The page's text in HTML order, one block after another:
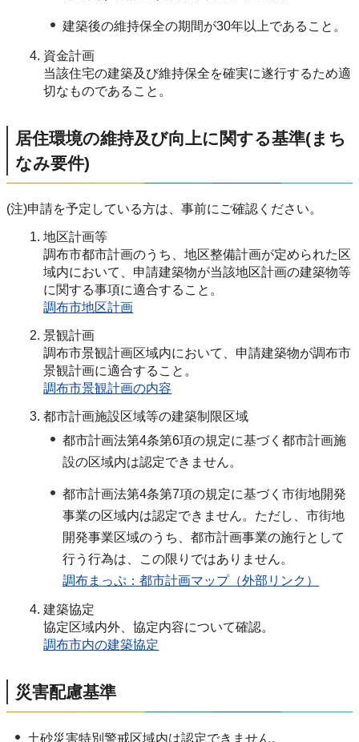
建築後の維持保全の期間が30年以上であること。
資金計画
当該住宅の建築及び維持保全を確実に遂行するため適
切なものであること。
居住環境の維持及び向上に関する基準(まち
なみ要件)
(注)申請を予定している方は、事前にご確認ください。
地区計画等
調布市都市計画のうち、地区整備計画が定められた区
域内において、申請建築物が当該地区計画の建築物等
に関する事項に適合すること。
調布市地区計画
景観計画
調布市景観計画区域内において、申請建築物が調布市
景観計画に適合すること。
調布市景観計画の内容
都市計画施設区域等の建築制限区域
都市計画法第4条第6項の規定に基づく都市計画施
設の区域内は認定できません。
都市計画法第4条第7項の規定に基づく市街地開発
事業の区域内は認定できません。ただし、市街地
開発事業区域のうち、都市計画事業の施行として
行う行為は、この限りではありません。
調布まっぷ：都市計画マップ（外部リンク）
建築協定
協定区域内外、協定内容について確認。
調布市内の建築協定
災害配慮基準
土砂災害特別警戒区域内は認定できません。